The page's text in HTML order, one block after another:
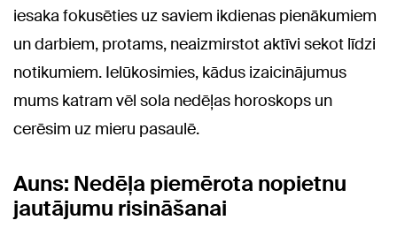
iesaka fokusēties uz saviem ikdienas pienākumiem
un darbiem, protams, neaizmirstot aktīvi sekot līdzi
notikumiem. Ielūkosimies, kādus izaicinājumus
mums katram vēl sola nedēļas horoskops un
cerēsim uz mieru pasaulē.
Auns: Nedēļa piemērota nopietnu
jautājumu risināšanai